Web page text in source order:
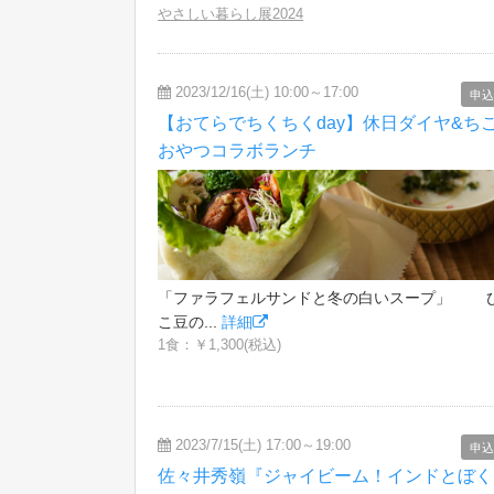
やさしい暮らし展2024
申
2023/12/16(土) 10:00～17:00
【おてらでちくちくday】休日ダイヤ&ち
おやつコラボランチ
「ファラフェルサンドと冬の白いスープ」
こ豆の... 詳細
1食：￥1,300(税込)
申
2023/7/15(土) 17:00～19:00
佐々井秀嶺『ジャイビーム！インドとぼ